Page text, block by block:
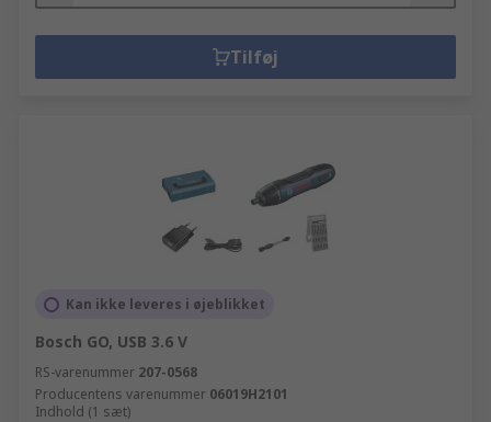
Tilføj
Kan ikke leveres i øjeblikket
Bosch GO, USB 3.6 V
RS-varenummer 207-0568
Producentens varenummer 06019H2101
Indhold (1 sæt)